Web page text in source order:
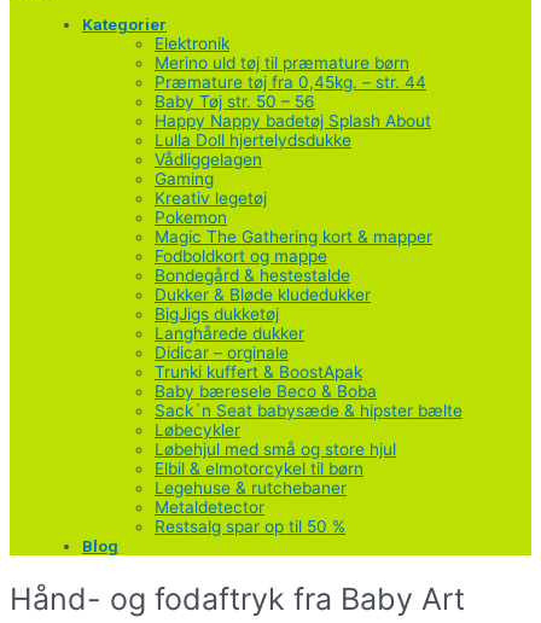
Kategorier
Elektronik
Merino uld tøj til præmature børn
Præmature tøj fra 0,45kg. – str. 44
Baby Tøj str. 50 – 56
Happy Nappy badetøj Splash About
Lulla Doll hjertelydsdukke
Vådliggelagen
Gaming
Kreativ legetøj
Pokemon
Magic The Gathering kort & mapper
Fodboldkort og mappe
Bondegård & hestestalde
Dukker & Bløde kludedukker
BigJigs dukketøj
Langhårede dukker
Didicar – orginale
Trunki kuffert & BoostApak
Baby bæresele Beco & Boba
Sack´n Seat babysæde & hipster bælte
Løbecykler
Løbehjul med små og store hjul
Elbil & elmotorcykel til børn
Legehuse & rutchebaner
Metaldetector
Restsalg spar op til 50 %
Blog
Hånd- og fodaftryk fra Baby Art